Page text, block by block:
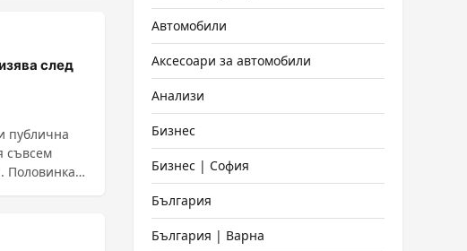
след
публична
съвсем
Автомобили
Аксесоари за автомобили
Анализи
Бизнес
Бизнес | София
България
България | Варна